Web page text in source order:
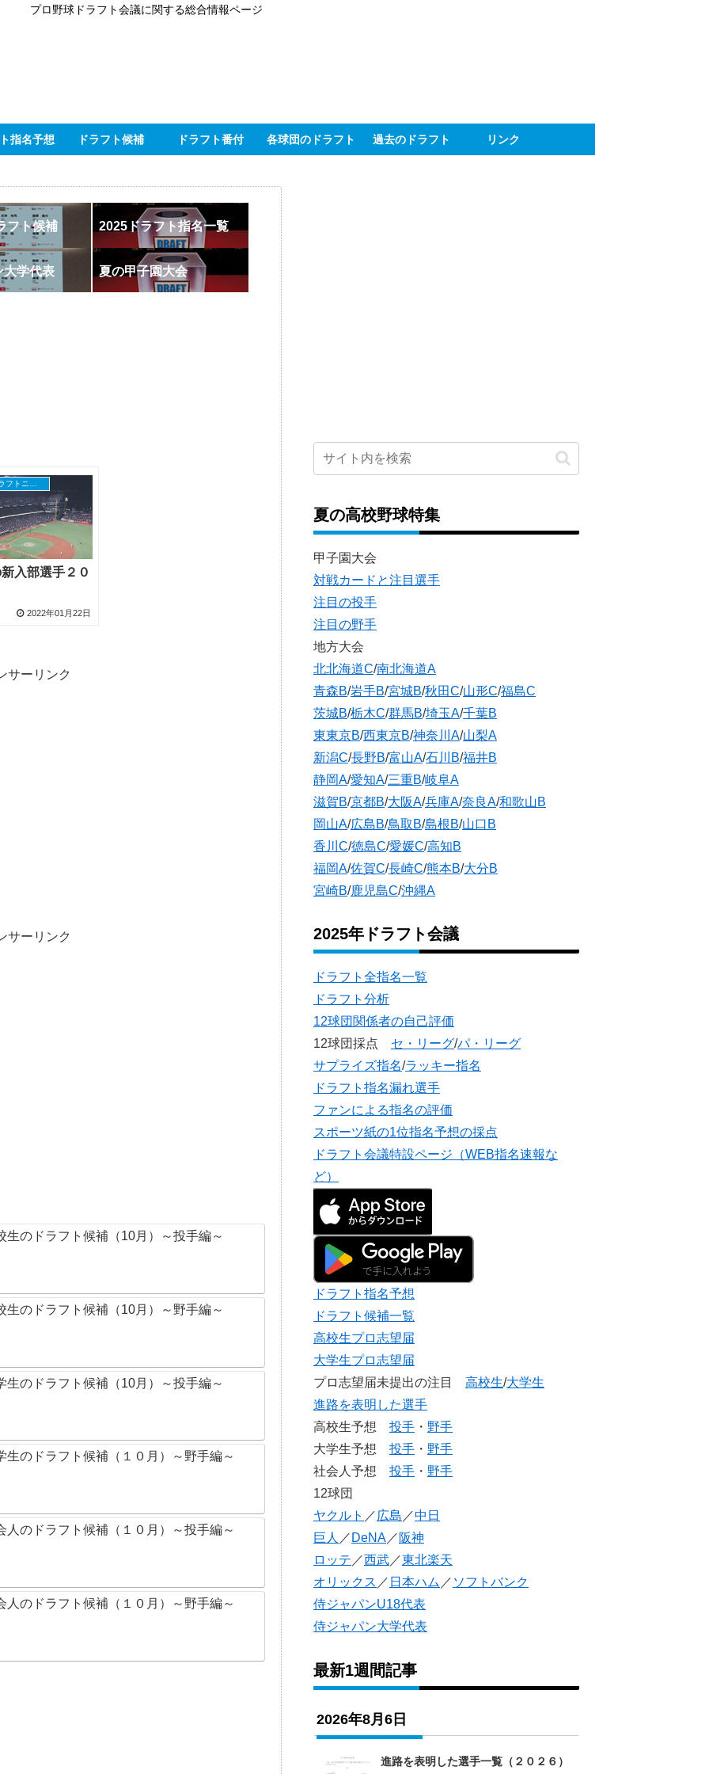
プロ野球ドラフト会議に関する総合情報ページ
指名予想 ドラフト候補 ドラフト番付 各球団のドラフト 過去のドラフト リンク
フト候補 2025ドラフト指名一覧
大学代表 夏の甲子園大会
入部選手２０
2022年01月22日
サーリンク
サーリンク
生のドラフト候補（10月）～投手編～
生のドラフト候補（10月）～野手編～
生のドラフト候補（10月）～投手編～
生のドラフト候補（１０月）～野手編～
人のドラフト候補（１０月）～投手編～
人のドラフト候補（１０月）～野手編～
夏の高校野球特集
甲子園大会
対戦カードと注目選手
注目の投手
注目の野手
地方大会
北北海道C/南北海道A
青森B/岩手B/宮城B/秋田C/山形C/福島C
茨城B/栃木C/群馬B/埼玉A/千葉B
東東京B/西東京B/神奈川A/山梨A
新潟C/長野B/富山A/石川B/福井B
静岡A/愛知A/三重B/岐阜A
滋賀B/京都B/大阪A/兵庫A/奈良A/和歌山B
岡山A/広島B/鳥取B/島根B/山口B
香川C/徳島C/愛媛C/高知B
福岡A/佐賀C/長崎C/熊本B/大分B
宮崎B/鹿児島C/沖縄A
2025年ドラフト会議
ドラフト全指名一覧
ドラフト分析
12球団関係者の自己評価
12球団採点 セ・リーグ/パ・リーグ
サプライズ指名/ラッキー指名
ドラフト指名漏れ選手
ファンによる指名の評価
スポーツ紙の1位指名予想の採点
ドラフト会議特設ページ（WEB指名速報な
ど）
ドラフト指名予想
ドラフト候補一覧
高校生プロ志望届
大学生プロ志望届
プロ志望届未提出の注目 高校生/大学生
進路を表明した選手
高校生予想 投手 ・ 野手
大学生予想 投手 ・ 野手
社会人予想 投手 ・ 野手
12球団
ヤクルト ／ 広島 ／中日
巨人 ／ DeNA ／ 阪神
ロッテ ／西武 ／東北楽天
オリックス ／ 日本ハム ／ ソフトバンク
侍ジャパンU18代表
侍ジャパン大学代表
最新1週間記事
2026年8月6日
進路を表明した選手一覧（２０２６）